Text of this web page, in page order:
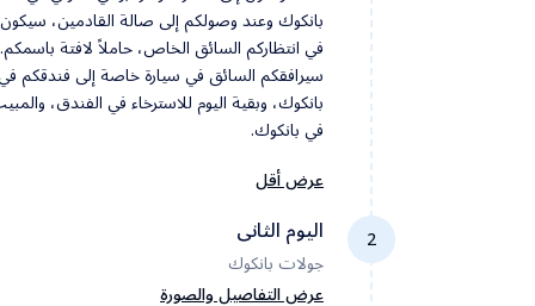
بانكوك وعند وصولكم إلى صالة القادمين، سيكون
في انتظاركم السائق الخاص، حاملاً لافتة باسمكم.
سيرافقكم السائق في سيارة خاصة إلى فندقكم
بانكوك، وبقية اليوم للاسترخاء في الفندق،
في بانكوك.
عرض أقل
2 اليوم الثانى
جولات بانكوك
عرض التفاصيل والصورة